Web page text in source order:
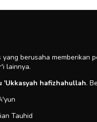
yang berusaha
lainnya.
'Ukkasyah hafizhahullah.
Tauhid